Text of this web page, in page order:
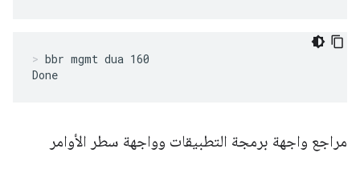
bbr mgmt dua 160
Done
مراجع واجهة برمجة التطبيقات وواجهة سطر الأوامر